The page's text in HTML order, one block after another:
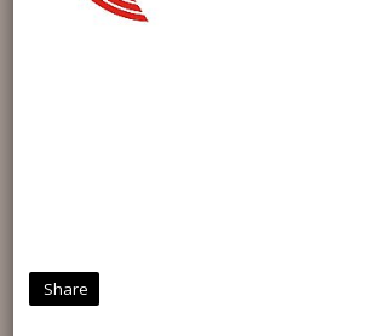
Share